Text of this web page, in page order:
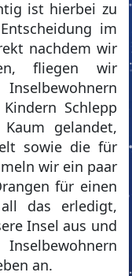
ist hierbei zu
im
nachdem wir
fliegen wir
Schlepp
gelandet,
sowie die für
wir ein paar
für einen
das erledigt,
Insel aus und
an.